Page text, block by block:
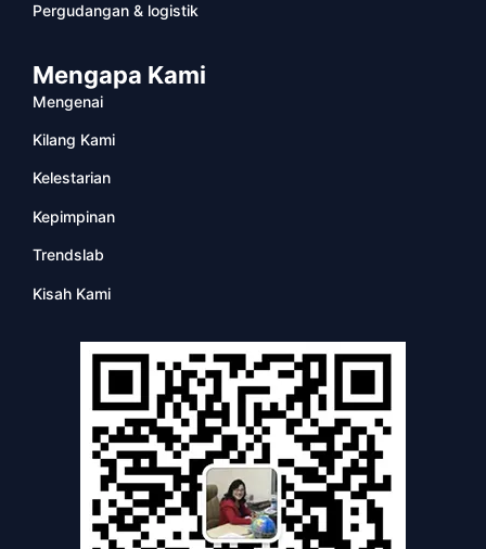
Pergudangan & logistik
Mengapa Kami
Mengenai
Kilang Kami
Kelestarian
Kepimpinan
Trendslab
Kisah Kami